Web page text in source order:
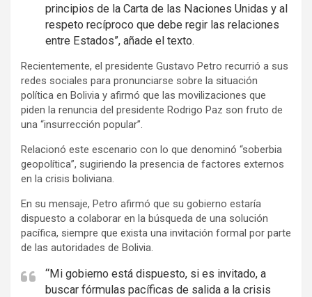
principios de la Carta de las Naciones Unidas y al
respeto recíproco que debe regir las relaciones
entre Estados”, añade el texto.
Recientemente, el presidente Gustavo Petro recurrió a sus
redes sociales para pronunciarse sobre la situación
política en Bolivia y afirmó que las movilizaciones que
piden la renuncia del presidente Rodrigo Paz son fruto de
una “insurrección popular”.
Relacionó este escenario con lo que denominó “soberbia
geopolítica”, sugiriendo la presencia de factores externos
en la crisis boliviana.
En su mensaje, Petro afirmó que su gobierno estaría
dispuesto a colaborar en la búsqueda de una solución
pacífica, siempre que exista una invitación formal por parte
de las autoridades de Bolivia.
“Mi gobierno está dispuesto, si es invitado, a
buscar fórmulas pacíficas de salida a la crisis